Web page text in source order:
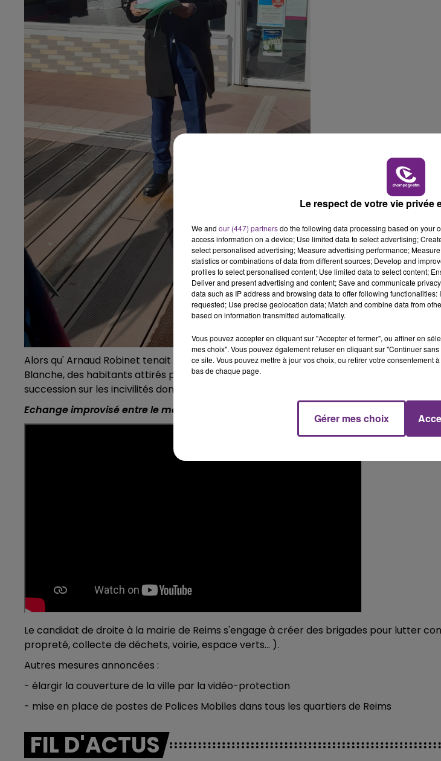
Alors qu' Arnaud Robinet tenait un point presse sur son engagement pour la sécurité,
Blanche, des habitants attirés par cette inhabituelle agitation, n'ont pas tardé à
succession sur les incivilités dont ils se disent victimes au quotidien.
Echange improvisé entre le maire sortant et des riverains de la place des Lisieux...
Le candidat de droite à la mairie de Reims s'engage à créer des brigades pour lutter
propreté, collecte de déchets, voirie, espace verts... ).
Autres mesures annoncées :
- élargir la couverture de la ville par la vidéo-protection
- mise en place de postes de Polices Mobiles dans tous les quartiers de Reims
FIL D'ACTUS
FM
16h00 - 20h00
LE WEEK-END CHAMPAGNE FM
Le respect de votre vie privée
We and our (447) partnersdo the following data processing based on your
access information on a device; Use limited data to select advertising;
select personalised advertising; Measure advertising performance;
statistics or combinations of data from different sources; Develop and
profiles to select personalised content; Use limited data to select content;
Deliver and present advertising and content; Save and communicate
data such as IP address and browsing data to offer following
requested; Use precise geolocation data; Match and combine data from
based on information transmitted automatically.
Vous pouvez accepter en cliquant sur "Accepter et fermer", ou affiner en
mes choix". Vous pouvez également refuser en cliquant sur "Continuer
ce site. Vous pouvez mettre à jour vos choix, ou retirer votre consentement
bas de chaque page.
Gérer mes choix